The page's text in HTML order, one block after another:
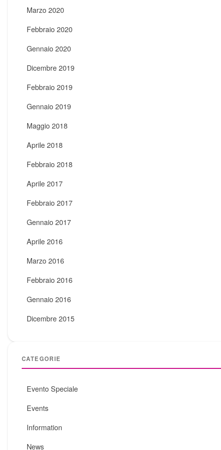
Marzo 2020
Febbraio 2020
Gennaio 2020
Dicembre 2019
Febbraio 2019
Gennaio 2019
Maggio 2018
Aprile 2018
Febbraio 2018
Aprile 2017
Febbraio 2017
Gennaio 2017
Aprile 2016
Marzo 2016
Febbraio 2016
Gennaio 2016
Dicembre 2015
CATEGORIE
Evento Speciale
Events
Information
News